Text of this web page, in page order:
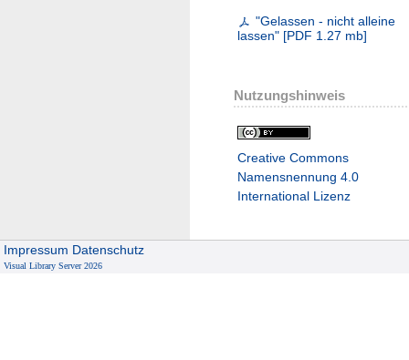
"Gelassen - nicht alleine
lassen" [PDF 1.27 mb]
Nutzungshinweis
Creative Commons
Namensnennung 4.0
International Lizenz
Impressum Datenschutz
Visual Library Server 2026